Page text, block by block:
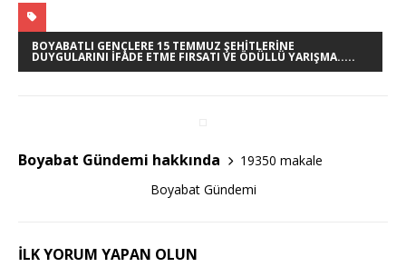
c
e
o
k
it
te
ar
e
BOYABATLI GENÇLERE 15 TEMMUZ ŞEHITLERINE
DUYGULARINI İFADE ETME FIRSATI VE ÖDÜLLÜ YARIŞMA.....
Boyabat Gündemi hakkında
19350 makale
Boyabat Gündemi
İLK YORUM YAPAN OLUN